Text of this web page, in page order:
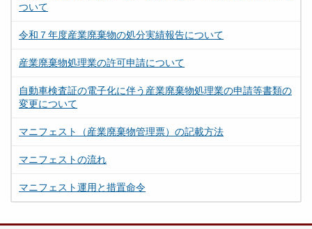
ついて
令和７年度産業廃棄物の処分実績報告について
産業廃棄物処理業の許可申請について
自動車検査証の電子化に伴う産業廃棄物処理業の申請等書類の
変更について
マニフェスト（産業廃棄物管理票）の記載方法
マニフェストの流れ
マニフェスト運用と措置命令